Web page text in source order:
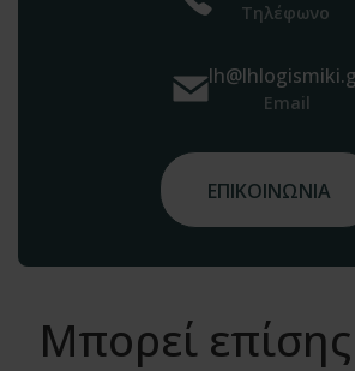
Τηλέφωνο
Email
ΕΠΙΚΟΙΝΩΝΙΑ
Μπορεί